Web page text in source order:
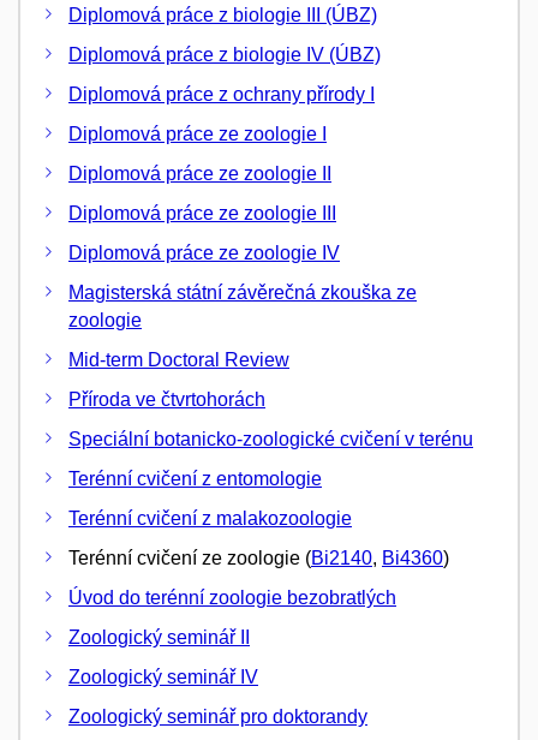
Diplomová práce z biologie III (ÚBZ)
Diplomová práce z biologie IV (ÚBZ)
Diplomová práce z ochrany přírody I
Diplomová práce ze zoologie I
Diplomová práce ze zoologie II
Diplomová práce ze zoologie III
Diplomová práce ze zoologie IV
Magisterská státní závěrečná zkouška ze
zoologie
Mid-term Doctoral Review
Příroda ve čtvrtohorách
Speciální botanicko-zoologické cvičení v terénu
Terénní cvičení z entomologie
Terénní cvičení z malakozoologie
Terénní cvičení ze zoologie (Bi2140, Bi4360)
Úvod do terénní zoologie bezobratlých
Zoologický seminář II
Zoologický seminář IV
Zoologický seminář pro doktorandy